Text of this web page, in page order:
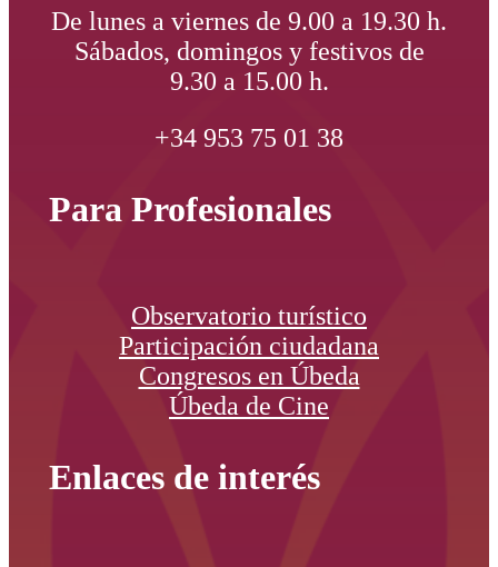
De lunes a viernes de 9.00 a 19.30 h.
Sábados, domingos y festivos de
9.30 a 15.00 h.
+34 953 75 01 38
Para Profesionales
Observatorio turístico
Participación ciudadana
Congresos en Úbeda
Úbeda de Cine
Enlaces de interés